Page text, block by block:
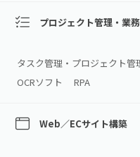
プロジェクト管理・業
タスク管理・プロジェクト管
OCRソフト
RPA
Web／ECサイト構築